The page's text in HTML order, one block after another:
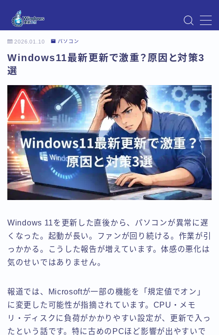
Instagram
Windows Updateの不具合・エラー対処法まとめ
【Windows11対応】
アクセス
お問い合わせ
デモプリセット記事 Part07
トップページ
プライバシーポリシー
プロフィール
メニュー
利用規約／特定商取引法に基づく表記
有料記事の決済完了ページ
運営者情報
2026.01.10 パソコン
Windows11最新更新で激重？原因と対策3
選
Windows 11を更新した直後から、パソコンが異常に遅
くなった。起動が長い。ファンが回り続ける。作業が引
っかかる。こうした報告が増えています。体感の悪化は
気のせいではありません。
報道では、Microsoftが一部の機能を「規定値でオン」
に変更した可能性が指摘されています。CPU・メモ
リ・ディスクに負荷がかかりやすい設定が、更新で入っ
たという話です。特に古めのPCほど影響が出やすいで